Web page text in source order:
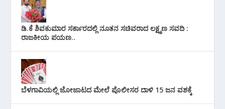
ಡಿ.ಕೆ ಶಿವಕುಮಾರ ಸರ್ಕಾರದಲ್ಲಿ ನೂತನ ಸಚಿವರಾದ ಲಕ್ಷ್ಮಣ ಸವದಿ :
ರಾಜಕೀಯ ಪಯಣ..
ಬೆಳಗಾವಿಯಲ್ಲಿ ಜೋಜಾಟದ ಮೇಲೆ ಪೊಲೀಸರ ದಾಳಿ 15 ಜನ ವಶಕ್ಕೆ